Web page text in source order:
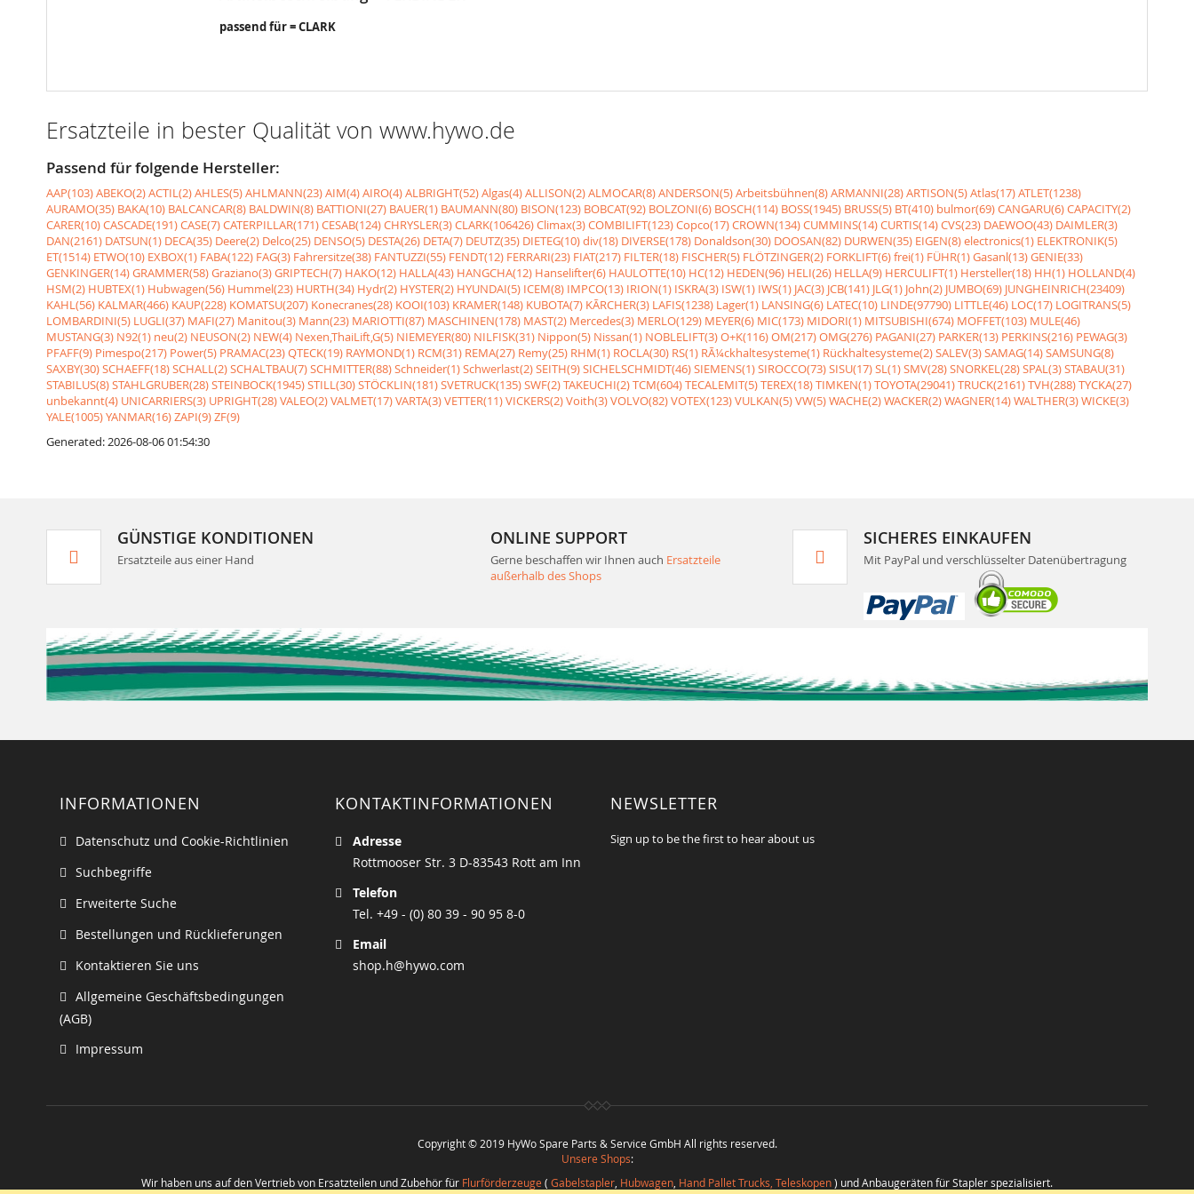
passend für = CLARK
Ersatzteile in bester Qualität von www.hywo.de
Passend für folgende Hersteller:
AAP(103)ABEKO(2)ACTIL(2)AHLES(5)AHLMANN(23)AIM(4)AIRO(4)ALBRIGHT(52)Algas(4)ALLISON(2)ALMOCAR(8)ANDERSON(5)Arbeitsbühnen(8)ARMANNI(28)ARTISON(5)Atlas(17)ATLET(1238)
AURAMO(35) BAKA(10) BALCANCAR(8) BALDWIN(8) BATTIONI(27) BAUER(1) BAUMANN(80) BISON(123) BOBCAT(92) BOLZONI(6) BOSCH(114) BOSS(1945) BRUSS(5) BT(410) bulmor(69)CANGARU(6)CAPACITY(2)
CARER(10)CASCADE(191)CASE(7)CATERPILLAR(171)CESAB(124)CHRYSLER(3)CLARK(106426)Climax(3)COMBILIFT(123)Copco(17)CROWN(134)CUMMINS(14)CURTIS(14)CVS(23) DAEWOO(43) DAIMLER(3)
DAN(2161) DATSUN(1) DECA(35) Deere(2) Delco(25) DENSO(5) DESTA(26) DETA(7) DEUTZ(35) DIETEG(10)div(18) DIVERSE(178) Donaldson(30) DOOSAN(82) DURWEN(35) EIGEN(8)electronics(1) ELEKTRONIK(5)
ET(1514) ETWO(10) EXBOX(1) FABA(122) FAG(3) Fahrersitze(38) FANTUZZI(55) FENDT(12) FERRARI(23) FIAT(217) FILTER(18) FISCHER(5) FLÖTZINGER(2) FORKLIFT(6)frei(1) FÜHR(1)Gasanl(13)GENIE(33)
GENKINGER(14)GRAMMER(58)Graziano(3)GRIPTECH(7) HAKO(12) HALLA(43) HANGCHA(12) Hanselifter(6) HAULOTTE(10) HC(12) HEDEN(96) HELI(26) HELLA(9) HERCULIFT(1) Hersteller(18) HH(1) HOLLAND(4)
HSM(2) HUBTEX(1) Hubwagen(56) Hummel(23) HURTH(34) Hydr(2) HYSTER(2) HYUNDAI(5) ICEM(8) IMPCO(13) IRION(1) ISKRA(3) ISW(1) IWS(1) JAC(3) JCB(141) JLG(1) John(2) JUMBO(69) JUNGHEINRICH(23409)
KAHL(56) KALMAR(466) KAUP(228) KOMATSU(207) Konecranes(28) KOOI(103) KRAMER(148) KUBOTA(7) KÃRCHER(3) LAFIS(1238) Lager(1) LANSING(6) LATEC(10) LINDE(97790) LITTLE(46) LOC(17) LOGITRANS(5)
LOMBARDINI(5) LUGLI(37) MAFI(27) Manitou(3) Mann(23) MARIOTTI(87) MASCHINEN(178) MAST(2) Mercedes(3) MERLO(129) MEYER(6) MIC(173) MIDORI(1) MITSUBISHI(674) MOFFET(103) MULE(46)
MUSTANG(3) N92(1) neu(2) NEUSON(2) NEW(4) Nexen,ThaiLift,G(5) NIEMEYER(80) NILFISK(31) Nippon(5) Nissan(1) NOBLELIFT(3)O+K(116)OM(217)OMG(276) PAGANI(27) PARKER(13) PERKINS(216) PEWAG(3)
PFAFF(9) Pimespo(217) Power(5) PRAMAC(23)QTECK(19) RAYMOND(1) RCM(31) REMA(27) Remy(25) RHM(1) ROCLA(30) RS(1) RÃ¼ckhaltesysteme(1) Rückhaltesysteme(2)SALEV(3)SAMAG(14)SAMSUNG(8)
SAXBY(30)SCHAEFF(18)SCHALL(2)SCHALTBAU(7)SCHMITTER(88)Schneider(1)Schwerlast(2)SEITH(9)SICHELSCHMIDT(46)SIEMENS(1)SIROCCO(73)SISU(17)SL(1)SMV(28)SNORKEL(28)SPAL(3)STABAU(31)
STABILUS(8)STAHLGRUBER(28)STEINBOCK(1945)STILL(30)STÖCKLIN(181)SVETRUCK(135)SWF(2)TAKEUCHI(2)TCM(604)TECALEMIT(5)TEREX(18)TIMKEN(1)TOYOTA(29041)TRUCK(2161)TVH(288)TYCKA(27)
unbekannt(4) UNICARRIERS(3) UPRIGHT(28)VALEO(2)VALMET(17)VARTA(3)VETTER(11)VICKERS(2)Voith(3)VOLVO(82)VOTEX(123)VULKAN(5)VW(5)WACHE(2)WACKER(2)WAGNER(14)WALTHER(3)WICKE(3)
YALE(1005)YANMAR(16)ZAPI(9)ZF(9)
Generated: 2026-08-06 01:54:30
GÜNSTIGE KONDITIONEN
Ersatzteile aus einer Hand
ONLINE SUPPORT
Gerne beschaffen wir Ihnen auch Ersatzteile
außerhalb des Shops
SICHERES EINKAUFEN
Mit PayPal und verschlüsselter Datenübertragung
INFORMATIONEN
Datenschutz und Cookie-Richtlinien
Suchbegriffe
Erweiterte Suche
Bestellungen und Rücklieferungen
Kontaktieren Sie uns
Allgemeine Geschäftsbedingungen
(AGB)
Impressum
KONTAKTINFORMATIONEN
Adresse
Rottmooser Str. 3 D-83543 Rott am Inn
Telefon
Tel. +49 - (0) 80 39 - 90 95 8-0
Email
shop.h@hywo.com
NEWSLETTER
Sign up to be the first to hear about us
Copyright © 2019 HyWo Spare Parts & Service GmbH All rights reserved.
Unsere Shops:
Wir haben uns auf den Vertrieb von Ersatzteilen und Zubehör für Flurförderzeuge ( Gabelstapler, Hubwagen, Hand Pallet Trucks, Teleskopen) und Anbaugeräten für Stapler spezialisiert.